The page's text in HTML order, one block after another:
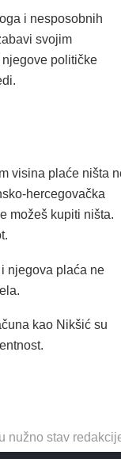
i nesposobnih
svojim
političke
visina plaće ništa
hercegovačka
možeš kupiti ništa.
njegova plaća ne
kao Nikšić su
nužno stav